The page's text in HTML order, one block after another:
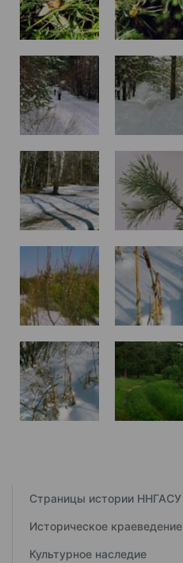
Страницы истории ННГАСУ
Историческое краеведение
Культурное наследие